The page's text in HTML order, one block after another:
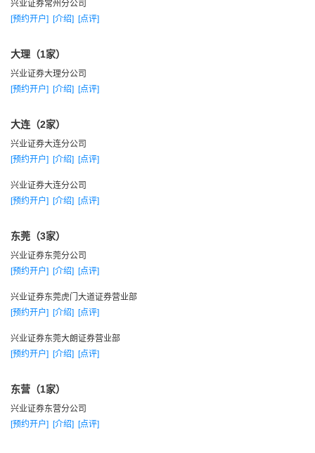
兴业证券常州分公司
[预约开户] [介绍] [点评]
大理（1家）
兴业证券大理分公司
[预约开户] [介绍] [点评]
大连（2家）
兴业证券大连分公司
[预约开户] [介绍] [点评]
兴业证券大连分公司
[预约开户] [介绍] [点评]
东莞（3家）
兴业证券东莞分公司
[预约开户] [介绍] [点评]
兴业证券东莞虎门大道证券营业部
[预约开户] [介绍] [点评]
兴业证券东莞大朗证券营业部
[预约开户] [介绍] [点评]
东营（1家）
兴业证券东营分公司
[预约开户] [介绍] [点评]